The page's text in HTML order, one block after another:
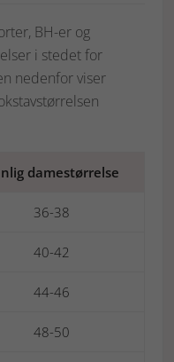
BH-er og
i stedet for
nedenfor viser
damestørrelse
36-38
40-42
44-46
48-50